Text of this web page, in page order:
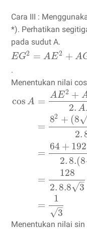
Cara III :
*). Perhatikan
pada sudut A.
EG2 = AE2 + A
.
Menentukan nilai
cos A =
AE2 +
2. A
=
82 + (8
2.
=
64 + 192
2. 8.(8
=
128
2. 8.8 3
–
√
=
1
3
–
√
Menentukan nilai